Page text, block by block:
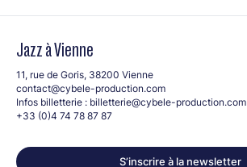
Jazz à Vienne
11, rue de Goris, 38200 Vienne
contact@cybele-production.com
Infos billetterie : billetterie@cybele-production.com
+33 (0)4 74 78 87 87
S’inscrire à la newsletter